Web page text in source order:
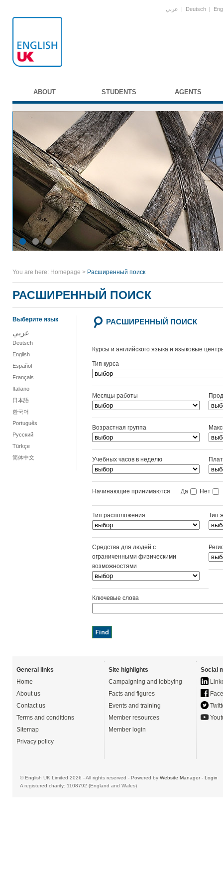
عربي | Deutsch |
ABOUT STUDENTS AGENTS
You are here: Homepage > Расширенный поиск
РАСШИРЕННЫЙ ПОИСК
Выберите язык
عربي
Deutsch
English
Español
Français
Italiano
日本語
한국어
Português
Русский
Türkçe
简体中文
РАСШИРЕННЫЙ ПОИСК
Курсы и английского языка и языковые
Тип курса
Месяцы работы
Возрастная группа
Учебных часов в неделю
Начинающие принимаются Да Нет
Тип расположения Тип
Средства для людей с
ограниченными физическими
возможностями
Ключевые слова
General links
Home
About us
Contact us
Terms and conditions
Sitemap
Privacy policy
Site highlights
Campaigning and lobbying
Facts and figures
Events and training
Member resources
Member login
Social
© English UK Limited 2026 - All rights reserved - Powered by Website Manager- Login
A registered charity: 1108792 (England and Wales)